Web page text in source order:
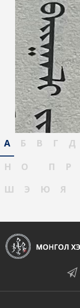
А Б В Г Д
Н
О П Р
Ш
Э Ю Я